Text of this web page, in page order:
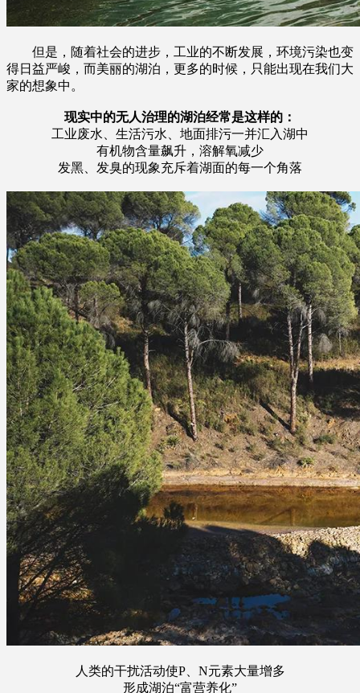
但是，随着社会的进步，工业的不断发展，环境污染也变
得日益严峻，而美丽的湖泊，更多的时候，只能出现在我们大
家的想象中。
现实中的无人治理的湖泊经常是这样的：
工业废水、生活污水、地面排污一并汇入湖中
有机物含量飙升，溶解氧减少
发黑、发臭的现象充斥着湖面的每一个角落
人类的干扰活动使P、N元素大量增多
形成湖泊“富营养化”